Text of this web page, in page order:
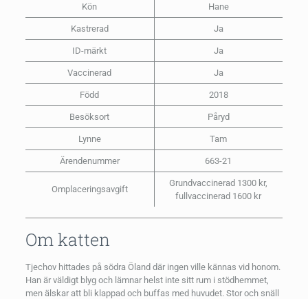
Kön Hane
Kastrerad Ja
ID-märkt Ja
Vaccinerad Ja
Född 2018
Besöksort Påryd
Lynne Tam
Ärendenummer 663-21
Omplaceringsavgift
Grundvaccinerad 1300 kr,
fullvaccinerad 1600 kr
Om katten
Tjechov hittades på södra Öland där ingen ville kännas vid honom.
Han är väldigt blyg och lämnar helst inte sitt rum i stödhemmet,
men älskar att bli klappad och buffas med huvudet. Stor och snäll